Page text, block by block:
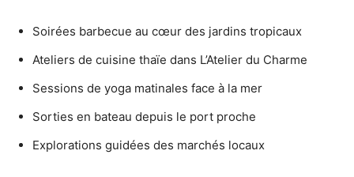
Soirées barbecue au cœur des jardins tropicaux
Ateliers de cuisine thaïe dans L’Atelier du Charme
Sessions de yoga matinales face à la mer
Sorties en bateau depuis le port proche
Explorations guidées des marchés locaux